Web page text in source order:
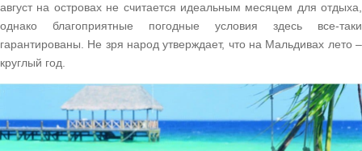
август на островах не считается идеальным месяцем для отдыха,
однако благоприятные погодные условия здесь все-таки
гарантированы. Не зря народ утверждает, что на Мальдивах лето –
круглый год.